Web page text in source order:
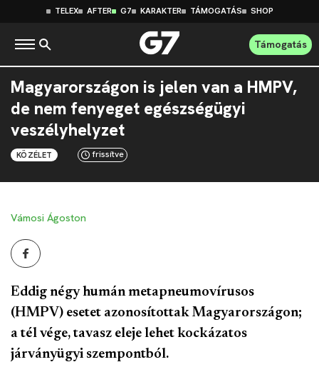
TELEX AFTER G7 KARAKTER TÁMOGATÁS SHOP
Támogatás
Magyarországon is jelen van a HMPV,
de nem fenyeget egészségügyi
veszélyhelyzet
KÖZÉLET frissítve
Vámosi Ágoston
Eddig négy humán metapneumovírusos
(HMPV) esetet azonosítottak Magyarországon;
a tél vége, tavasz eleje lehet kockázatos
járványügyi szempontból.